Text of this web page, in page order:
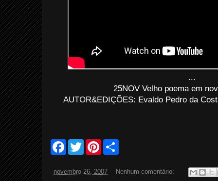
...
25NOV Velho poema em
AUTOR&EDIÇÕES: Evaldo Pedro da
F
b
T
w
t
P
e
e
- novembro 26, 2007 Nenhum comentário: